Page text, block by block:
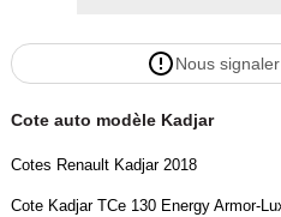
Nous
Cote auto modèle Kadjar
Cotes Renault Kadjar 2018
Cote Kadjar TCe 130 Energy Armor-